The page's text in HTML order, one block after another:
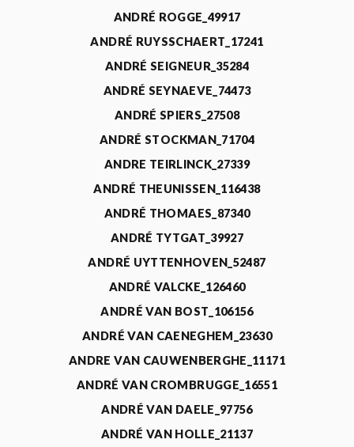
ANDRÉ ROGGE_49917
ANDRÉ RUYSSCHAERT_17241
ANDRÉ SEIGNEUR_35284
ANDRÉ SEYNAEVE_74473
ANDRÉ SPIERS_27508
ANDRÉ STOCKMAN_71704
ANDRE TEIRLINCK_27339
ANDRÉ THEUNISSEN_116438
ANDRÉ THOMAES_87340
ANDRÉ TYTGAT_39927
ANDRÉ UYTTENHOVEN_52487
ANDRÉ VALCKE_126460
ANDRÉ VAN BOST_106156
ANDRÉ VAN CAENEGHEM_23630
ANDRE VAN CAUWENBERGHE_11171
ANDRÉ VAN CROMBRUGGE_16551
ANDRÉ VAN DAELE_97756
ANDRÉ VAN HOLLE_21137